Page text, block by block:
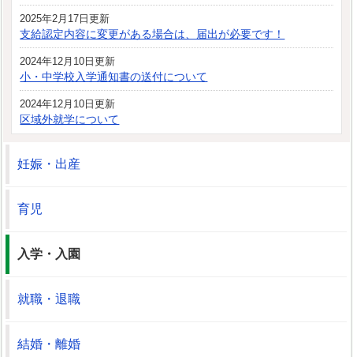
2025年2月17日更新
支給認定内容に変更がある場合は、届出が必要です！
2024年12月10日更新
小・中学校入学通知書の送付について
2024年12月10日更新
区域外就学について
妊娠・出産
育児
入学・入園
就職・退職
結婚・離婚